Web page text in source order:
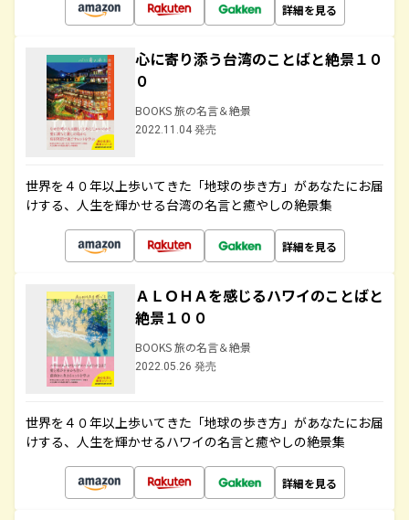
詳細を見る
心に寄り添う台湾のことばと絶景１０
０
BOOKS 旅の名言＆絶景
2022.11.04 発売
世界を４０年以上歩いてきた「地球の歩き方」があなたにお届
けする、人生を輝かせる台湾の名言と癒やしの絶景集
詳細を見る
ＡＬＯＨＡを感じるハワイのことばと
絶景１００
BOOKS 旅の名言＆絶景
2022.05.26 発売
世界を４０年以上歩いてきた「地球の歩き方」があなたにお届
けする、人生を輝かせるハワイの名言と癒やしの絶景集
詳細を見る